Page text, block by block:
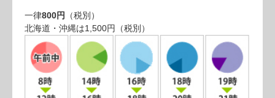
一律800円
（税別）
北海道・沖縄は1,500円（税別）